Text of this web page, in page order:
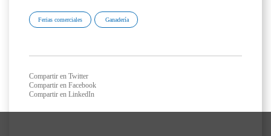
Ferias comerciales Ganadería
Compartir en Twitter
Compartir en Facebook
Compartir en LinkedIn